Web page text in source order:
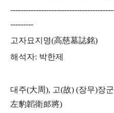
---------
고자묘지명(高慈墓誌銘)
해석자: 박한제
대주(大周), 고(故) (장무)장
左豹韜衛郎將)